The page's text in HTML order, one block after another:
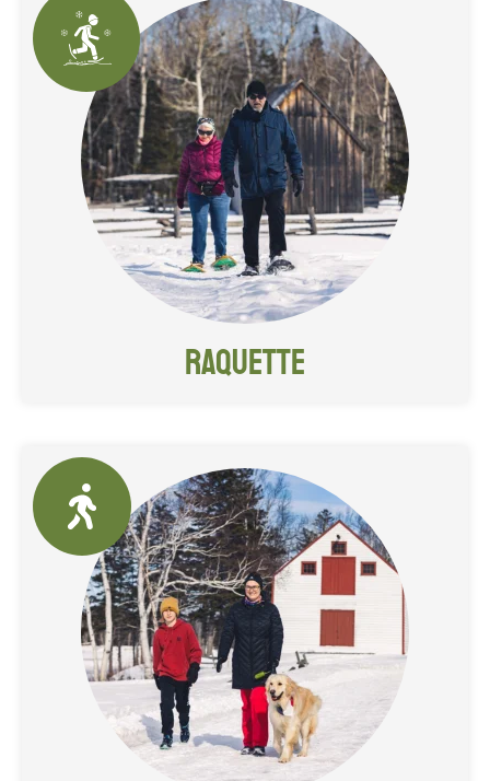
Traversez le Village en raquette,
comme dans l'bon vieux temps!
Raquette
Un excellent endroit pour
prendre une marche dans un
décor enchanteur.